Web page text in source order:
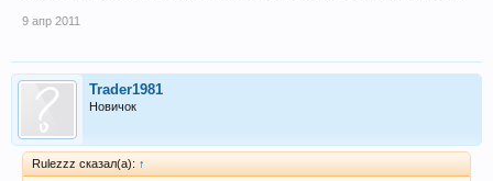
9 апр 2011
Trader1981
Новичок
Rulezzz сказал(а): ↑